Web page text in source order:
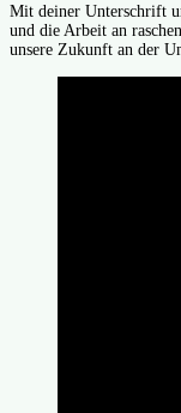
Mit deiner Unterschrift
und die Arbeit an
unsere Zukunft an der